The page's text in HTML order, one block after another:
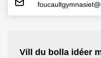
Vill du bolla idéer
e
s
s